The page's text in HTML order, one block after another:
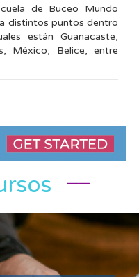
de Buceo Mundo
distintos puntos dentro
están Guanacaste,
México, Belice, entre